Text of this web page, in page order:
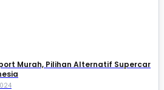
Murah, Pilihan Alternatif Supercar